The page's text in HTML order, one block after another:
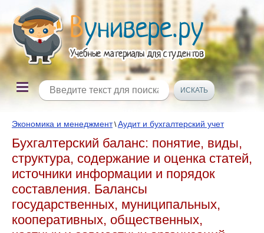
Экономика и менеджмент\Аудит и бухгалтерский учет
Бухгалтерский баланс: понятие, виды,
структура, содержание и оценка статей,
источники информации и порядок
составления. Балансы
государственных, муниципальных,
кооперативных, общественных,